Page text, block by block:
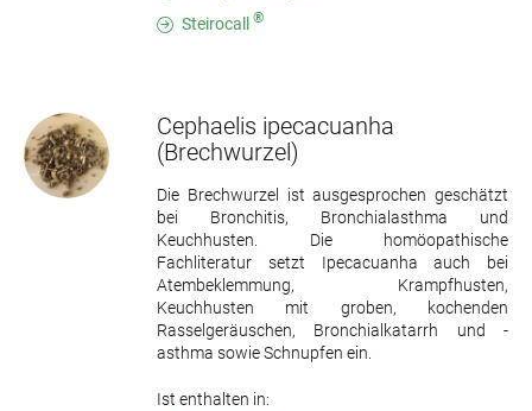
Steirocall ®
Cephaelis ipecacuanha
(Brechwurzel)
Die Brechwurzel ist ausgesprochen geschätzt
bei Bronchitis, Bronchialasthma und
Keuchhusten. Die homöopathische
Fachliteratur setzt Ipecacuanha auch bei
Atembeklemmung, Krampfhusten,
Keuchhusten mit groben, kochenden
Rasselgeräuschen, Bronchialkatarrh und -
asthma sowie Schnupfen ein.
Ist enthalten in: